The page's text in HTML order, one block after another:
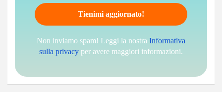
Non inviamo spam! Leggi la nostra Informativa
sulla privacy per avere maggiori informazioni.